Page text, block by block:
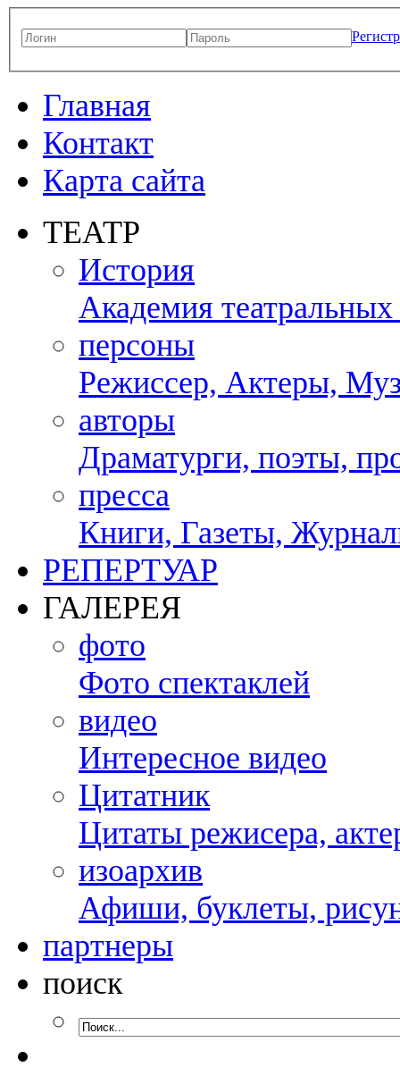
Главная
Контакт
Карта сайта
ТЕАТР
История
Академия
персоны
Режиссер, Актеры,
авторы
Драматурги, поэты,
пресса
Книги, Газеты,
РЕПЕРТУАР
ГАЛЕРЕЯ
фото
Фото спектаклей
видео
Интересное видео
Цитатник
Цитаты режисера,
изоархив
Афиши, буклеты,
партнеры
поиск